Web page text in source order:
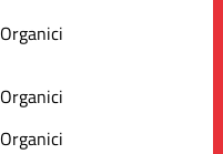
Organici
Organici
Organici